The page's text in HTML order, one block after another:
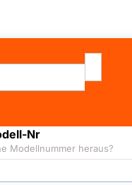
Nr
Modellnummer heraus?